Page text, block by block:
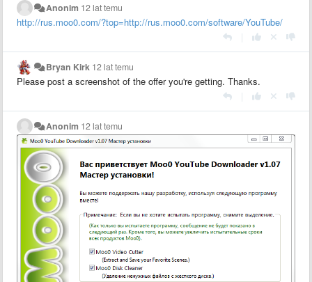
Anonim 12 lat temu
http://rus.moo0.com/?top=http://rus.moo0.com/software/YouTube/
Bryan Kirk 12 lat temu
Please post a screenshot of the offer you're getting. Thanks.
Anonim 12 lat temu